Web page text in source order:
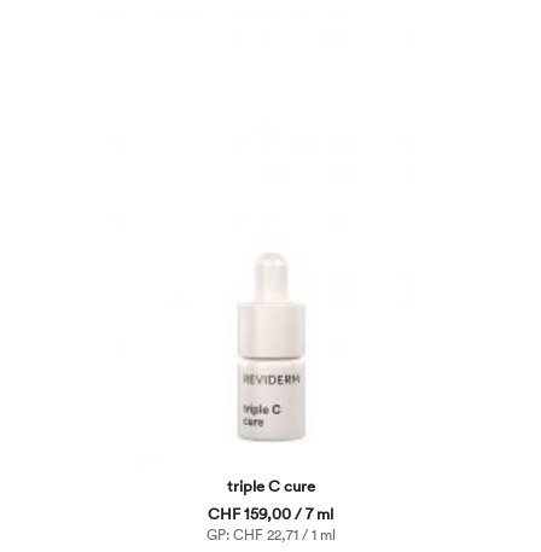
triple C cure
CHF 159,00 / 7 ml
GP: CHF 22,71 / 1 ml